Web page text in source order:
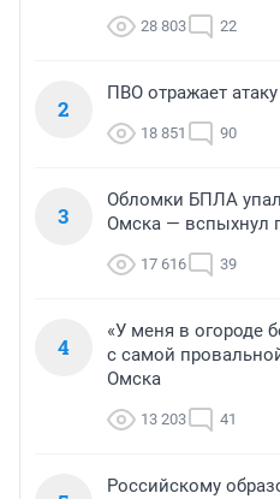
28 803 22
2
ПВО отражает
18 851 90
3
Обломки БПЛА
Омска — вспыхнул
17 616 39
4
«У меня в огороде
с самой
Омска
13 203 41
Российскому